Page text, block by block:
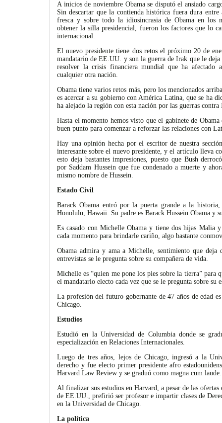
A inicios de noviembre Obama se disputó el ansiado
Sin descartar que la contienda histórica fuera dura
fresca y sobre todo la idiosincrasia de Obama en los
obtener la silla presidencial, fueron los factores que lo
internacional.
El nuevo presidente tiene dos retos el próximo 20 de
mandatario de EE.UU. y son la guerra de Irak que le
resolver la crisis financiera mundial que ha afectado
cualquier otra nación.
Obama tiene varios retos más, pero los mencionados
es acercar a su gobierno con América Latina, que se ha
ha alejado la región con esta nación por las guerras contra
Hasta el momento hemos visto que el gabinete de
buen punto para comenzar a reforzar las relaciones con
Hay una opinión hecha por el escritor de nuestra
interesante sobre el nuevo presidente, y el artículo lleva
esto deja bastantes impresiones, puesto que Bush
por Saddam Hussein que fue condenado a muerte y
mismo nombre de Hussein.
Estado Civil
Barack Obama entró por la puerta grande a la
Honolulu, Hawaii. Su padre es Barack Hussein Obama y
Es casado con Michelle Obama y tiene dos hijas Malia y
cada momento para brindarle cariño, algo bastante
Obama admira y ama a Michelle, sentimiento que deja
entrevistas se le pregunta sobre su compañera de vida.
Michelle es “quien me pone los pies sobre la tierra” para
el mandatario electo cada vez que se le pregunta sobre su
La profesión del futuro gobernante de 47 años de edad
Chicago.
Estudios
Estudió en la Universidad de Columbia donde se
especialización en Relaciones Internacionales.
Luego de tres años, lejos de Chicago, ingresó a la
derecho y fue electo primer presidente afro
Harvard Law Review y se graduó como magna cum laude.
Al finalizar sus estudios en Harvard, a pesar de las ofertas
de EE.UU., prefirió ser profesor e impartir clases de
en la Universidad de Chicago.
La política